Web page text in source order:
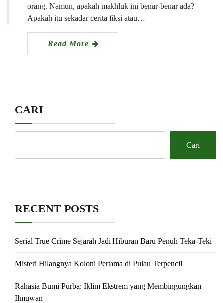
orang. Namun, apakah makhluk ini benar-benar ada?
Apakah itu sekadar cerita fiksi atau…
Read More
CARI
Cari
RECENT POSTS
Serial True Crime Sejarah Jadi Hiburan Baru Penuh Teka-Teki
Misteri Hilangnya Koloni Pertama di Pulau Terpencil
Rahasia Bumi Purba: Iklim Ekstrem yang Membingungkan
Ilmuwan